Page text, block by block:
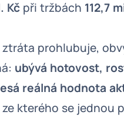
Kč při tržbách 112,7
ztráta prohlubuje,
ubývá hotovost,
reálná hodnota
ze kterého se jednou